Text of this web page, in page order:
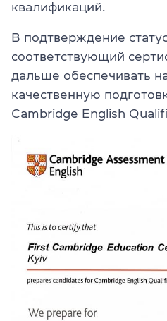
квалификаций.
В подтверждение
соответствующий
дальше обеспечивать
качественную
Cambridge English